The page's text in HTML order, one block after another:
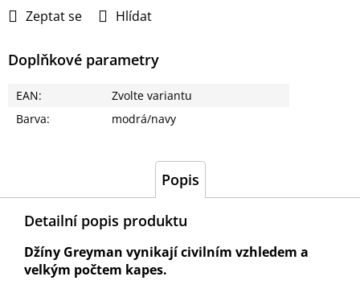
Zeptat se Hlídat
Doplňkové parametry
EAN:
Zvolte variantu
Barva: modrá/navy
Popis
Detailní popis produktu
Džíny Greyman vynikají civilním vzhledem a
velkým počtem kapes.